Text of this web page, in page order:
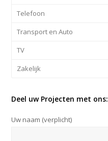
Telefoon
Transport en Auto
TV
Zakelijk
Deel uw Projecten met ons:
Uw naam (verplicht)